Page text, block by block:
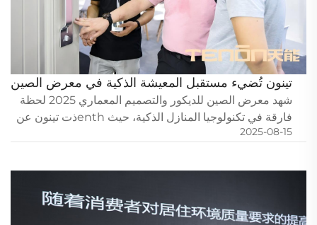
تينون تُضيء مستقبل المعيشة الذكية في معرض الصين
للبناء 2025
شهد معرض الصين للديكور والتصميم المعماري 2025 لحظة
فارقة في تكنولوجيا المنازل الذكية، حيث enthذت تينون عن
نظامها البيئي المبتكر للدخول الذكي. وجالت الحشود القياسية
تينون مساحتها في المعرض إلى عرضٍ ديناميكي للابتكار، مما
2025-08-15